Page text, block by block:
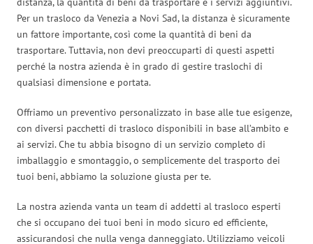
Per un trasloco da Venezia a Novi Sad, la distanza è sicuramente
un fattore importante, così come la quantità di beni da
trasportare. Tuttavia, non devi preoccuparti di questi aspetti
perché la nostra azienda è in grado di gestire traslochi di
qualsiasi dimensione e portata.
Offriamo un preventivo personalizzato in base alle tue esigenze,
con diversi pacchetti di trasloco disponibili in base all’ambito e
ai servizi. Che tu abbia bisogno di un servizio completo di
imballaggio e smontaggio, o semplicemente del trasporto dei
tuoi beni, abbiamo la soluzione giusta per te.
La nostra azienda vanta un team di addetti al trasloco esperti
che si occupano dei tuoi beni in modo sicuro ed efficiente,
assicurandosi che nulla venga danneggiato. Utilizziamo veicoli